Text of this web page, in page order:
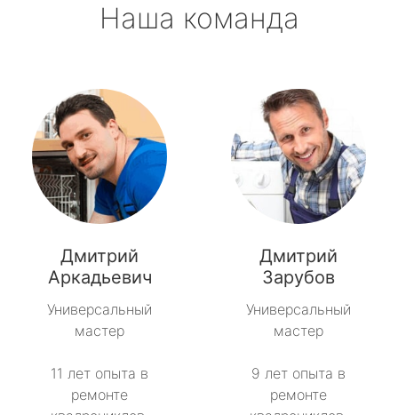
Наша команда
Дмитрий
Аркадьевич
Универсальный
мастер
11 лет опыта в
ремонте
Дмитрий
Зарубов
Универсальный
мастер
9 лет опыта в
ремонте